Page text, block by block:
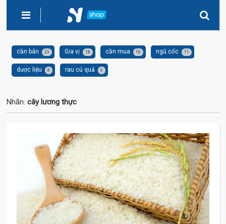
cần bán 23 Gia vị 18 cần mua 16 ngũ cốc 11
dược liệu 8 rau củ quả 6
Nhãn:cây lương thực